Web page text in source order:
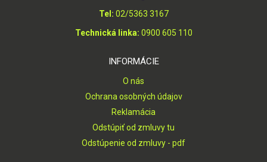
Tel: 02/5363 3167
Technická linka: 0900 605 110
INFORMÁCIE
O nás
Ochrana osobných údajov
Reklamácia
Odstúpiť od zmluvy tu
Odstúpenie od zmluvy - pdf